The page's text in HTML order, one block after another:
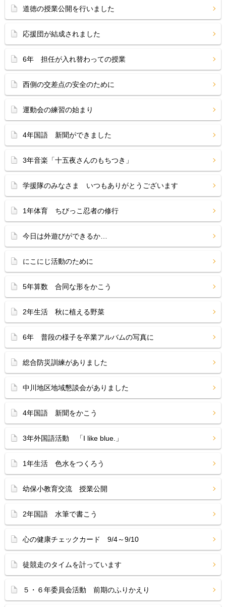
道徳の授業公開を行いました
応援団が結成されました
6年 担任が入れ替わっての授業
西側の交差点の安全のために
運動会の練習の始まり
4年国語 新聞ができました
3年音楽「十五夜さんのもちつき」
学援隊のみなさま いつもありがとうございます
1年体育 ちびっこ忍者の修行
今日は外遊びができるか…
にこにじ活動のために
5年算数 合同な形をかこう
2年生活 秋に植える野菜
6年 普段の様子を卒業アルバムの写真に
総合防災訓練がありました
中川地区地域懇談会がありました
4年国語 新聞をかこう
3年外国語活動 「I like blue.」
1年生活 色水をつくろう
幼保小教育交流 授業公開
2年国語 水筆で書こう
心の健康チェックカード 9/4～9/10
徒競走のタイムを計っています
５・６年委員会活動 前期のふりかえり